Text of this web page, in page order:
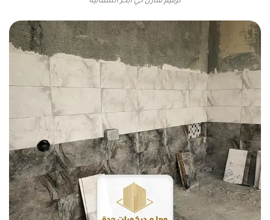
ترميم منازل حي أبحر الشمالية